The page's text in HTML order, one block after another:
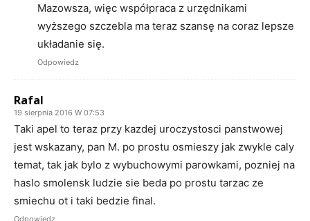
Mazowsza, więc współpraca z urzędnikami
wyższego szczebla ma teraz szansę na coraz lepsze
układanie się.
Odpowiedz
Rafal
19 sierpnia 2016 W 07:53
Taki apel to teraz przy kazdej uroczystosci panstwowej
jest wskazany, pan M. po prostu osmieszy jak zwykle caly
temat, tak jak bylo z wybuchowymi parowkami, pozniej na
haslo smolensk ludzie sie beda po prostu tarzac ze
smiechu ot i taki bedzie final.